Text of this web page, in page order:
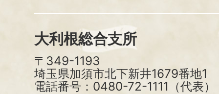
大利根総合支所
〒349-1193
埼玉県加須市北下新井1679番地1
電話番号：0480-72-1111（代表）